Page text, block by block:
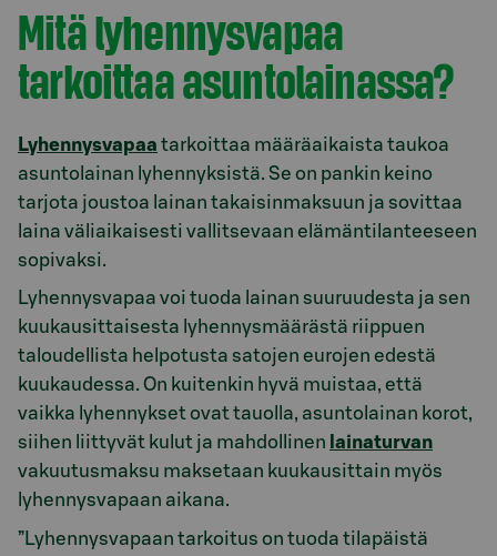
Mitä lyhennysvapaa
tarkoittaa asuntolainassa?
Lyhennysvapaa tarkoittaa määräaikaista taukoa
asuntolainan lyhennyksistä. Se on pankin keino
tarjota joustoa lainan takaisinmaksuun ja sovittaa
laina väliaikaisesti vallitsevaan elämäntilanteeseen
sopivaksi.
Lyhennysvapaa voi tuoda lainan suuruudesta ja sen
kuukausittaisesta lyhennysmäärästä riippuen
taloudellista helpotusta satojen eurojen edestä
kuukaudessa. On kuitenkin hyvä muistaa, että
vaikka lyhennykset ovat tauolla, asuntolainan korot,
siihen liittyvät kulut ja mahdollinen lainaturvan
vakuutusmaksu maksetaan kuukausittain myös
lyhennysvapaan aikana.
”Lyhennysvapaan tarkoitus on tuoda tilapäistä